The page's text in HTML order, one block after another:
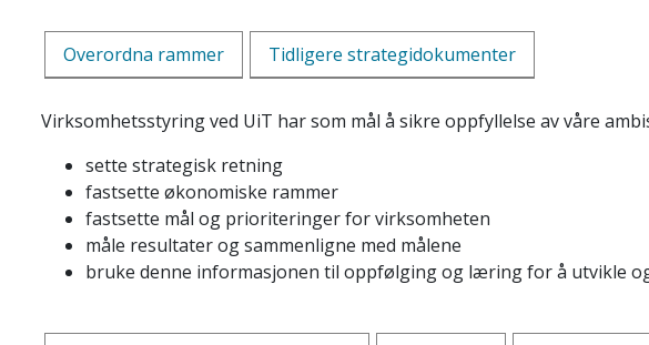
Overordna rammer Tidligere strategidokumenter
Virksomhetsstyring ved UiT har som mål å sikre oppfyllelse av våre
sette strategisk retning
fastsette økonomiske rammer
fastsette mål og prioriteringer for virksomheten
måle resultater og sammenligne med målene
bruke denne informasjonen til oppfølging og læring for å utvikle